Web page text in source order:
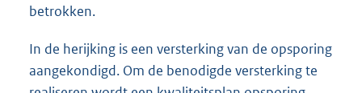
betrokken.
In de herijking is een versterking van de opsporing
aangekondigd. Om de benodigde versterking te